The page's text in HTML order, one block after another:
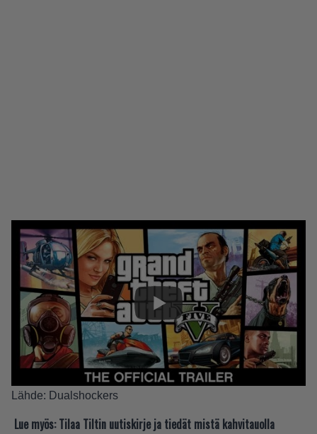
Lähde: Dualshockers
Lue myös: Tilaa Tiltin uutiskirje ja tiedät mistä kahvitauolla